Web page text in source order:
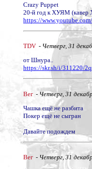
Crazy Puppet
20-й год к ХУЯМ
https://
TDV - Четверг, 31
от Шнура..
https://skr.sh/i/311220/
Вег - Четверг, 31
Чашка ещё не разбита
Покер ещё не сыгран
Давайте подождем
Вег - Четверг, 31